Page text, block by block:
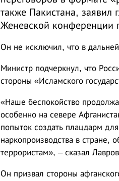
также Пакистана,
Женевской конференции
Он не исключил, что в
Министр подчеркнул, что
стороны «Исламского
«Наше беспокойство
особенно на севере
попыток создать плацдарм
наркопроизводства в
террористам», – сказал
Он призвал стороны